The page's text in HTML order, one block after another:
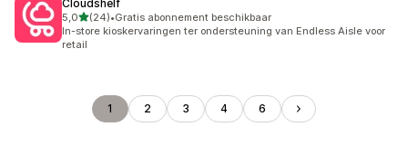
Cloudshelf
5,0van 5 sterren
(24)
24 recensies in totaal
•Gratis abonnement beschikbaar
In-store kioskervaringen ter ondersteuning van Endless Aisle voor
retail
1 2 3 4 6